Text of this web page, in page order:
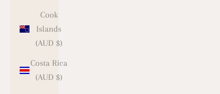
Cook
Islands
(AUD $)
Costa Rica
(AUD $)